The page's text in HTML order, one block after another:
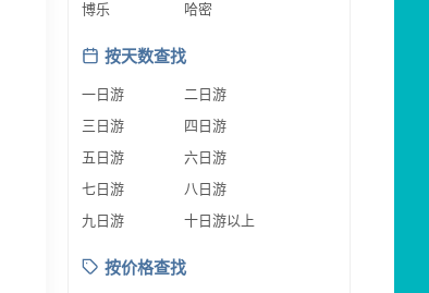
博乐
哈密
按天数查找
一日游
二日游
三日游
四日游
五日游
六日游
七日游
八日游
九日游
十日游以上
按价格查找